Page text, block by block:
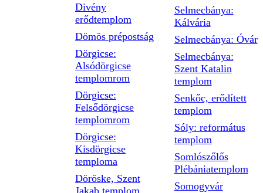
Divény
erődtemplom
Dömös prépostság
Dörgicse:
Alsódörgicse
templomrom
Dörgicse:
Felsődörgicse
templomrom
Dörgicse:
Kisdörgicse
temploma
Döröske, Szent
Selmecbánya:
Kálvária
Selmecbánya: Óvár
Selmecbánya:
Szent Katalin
templom
Senkőc, erődített
templom
Sóly: református
templom
Somlószőlős
Plébániatemplom
Somogyvár